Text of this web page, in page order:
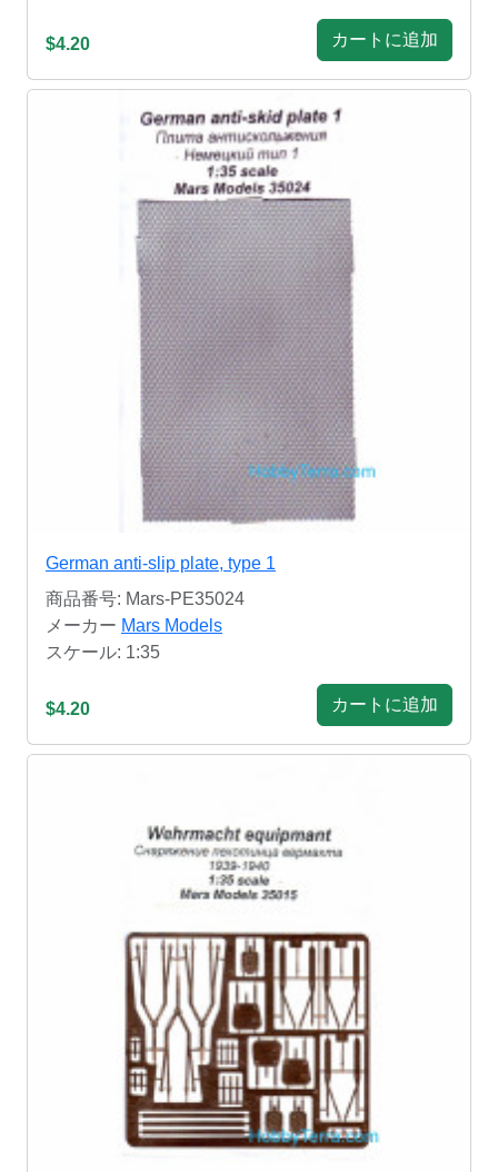
$4.20 カートに追加
German anti-slip plate, type 1
商品番号: Mars-PE35024
メーカー Mars Models
スケール: 1:35
$4.20 カートに追加